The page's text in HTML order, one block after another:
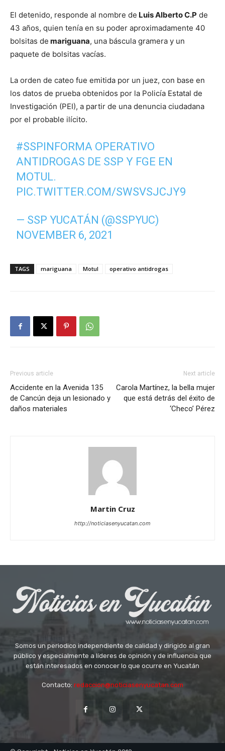
El detenido, responde al nombre de Luis Alberto C.P de
43 años, quien tenía en su poder aproximadamente 40
bolsitas de mariguana, una báscula gramera y un
paquete de bolsitas vacías.
La orden de cateo fue emitida por un juez, con base en
los datos de prueba obtenidos por la Policía Estatal de
Investigación (PEI), a partir de una denuncia ciudadana
por el probable ilícito.
#SSPINFORMA OPERATIVO
ANTIDROGAS DE SSP Y FGE EN
MOTUL.
PIC.TWITTER.COM/SWSVSJCJY9
— SSP YUCATÁN (@SSPYUC)
NOVEMBER 6, 2021
TAGS mariguana Motul operativo antidrogas
Previous article
Accidente en la Avenida 135
de Cancún deja un lesionado y
daños materiales
Next article
Carola Martínez, la bella mujer
que está detrás del éxito de
‘Checo’ Pérez
Martin Cruz
http://noticiasenyucatan.com
Somos un periodico independiente de calidad y dirigido al gran
público y especialmente a líderes de opinión y de influencia que
están interesados en conocer lo que ocurre en Yucatán
Contacto: redaccion@noticiasenyucatan.com